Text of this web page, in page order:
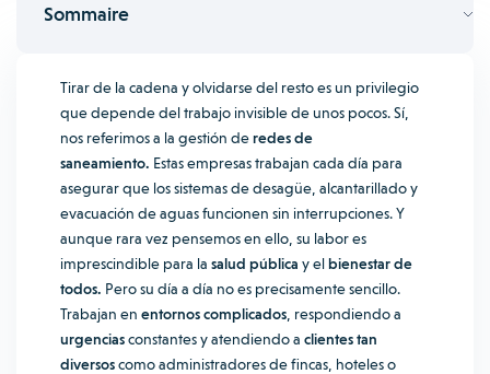
Sommaire
Tirar de la cadena y olvidarse del resto es un privilegio
que depende del trabajo invisible de unos pocos. Sí,
nos referimos a la gestión deredes de
saneamiento. Estas empresas trabajan cada día para
asegurar que los sistemas de desagüe, alcantarillado y
evacuación de aguas funcionen sin interrupciones. Y
aunque rara vez pensemos en ello, su labor es
imprescindible para la salud pública y elbienestar de
todos. Pero su día a día no es precisamente sencillo.
Trabajan en entornos complicados , respondiendo a
urgenciasconstantes y atendiendo a clientes tan
diversoscomo administradores de fincas, hoteles o